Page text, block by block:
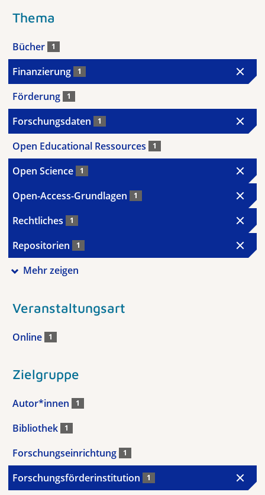
Thema
Bücher 1
Finanzierung 1
Förderung 1
Forschungsdaten 1
Open Educational Ressources 1
Open Science 1
Open-Access-Grundlagen 1
Rechtliches 1
Repositorien 1
Mehr zeigen
Veranstaltungsart
Online 1
Zielgruppe
Autor*innen 1
Bibliothek 1
Forschungseinrichtung 1
Forschungsförderinstitution 1